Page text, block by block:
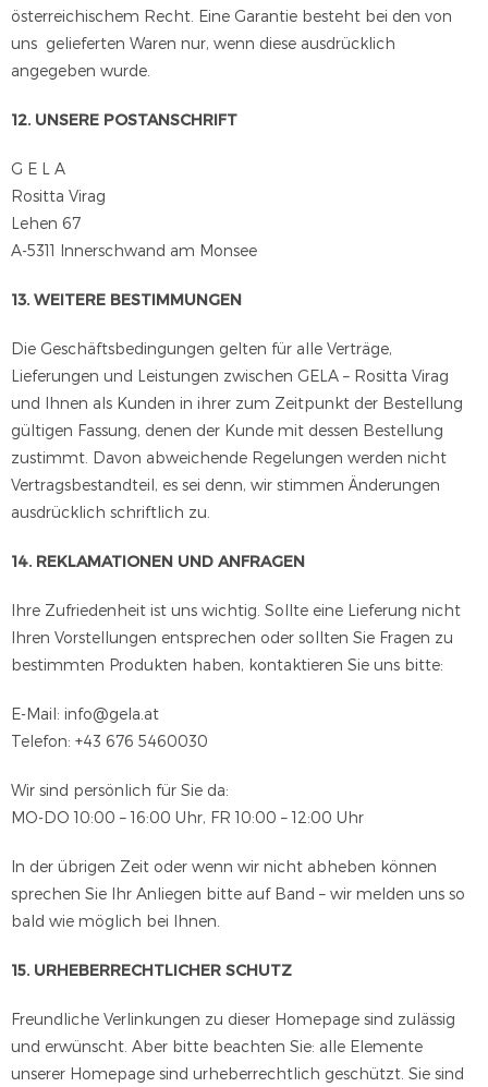
österreichischem Recht. Eine Garantie besteht bei den von
uns gelieferten Waren nur, wenn diese ausdrücklich
angegeben wurde.
12. UNSERE POSTANSCHRIFT
G E L A
Rositta Virag
Lehen 67
A-5311 Innerschwand am Monsee
13. WEITERE BESTIMMUNGEN
Die Geschäftsbedingungen gelten für alle Verträge,
Lieferungen und Leistungen zwischen GELA – Rositta Virag
und Ihnen als Kunden in ihrer zum Zeitpunkt der Bestellung
gültigen Fassung, denen der Kunde mit dessen Bestellung
zustimmt. Davon abweichende Regelungen werden nicht
Vertragsbestandteil, es sei denn, wir stimmen Änderungen
ausdrücklich schriftlich zu.
14. REKLAMATIONEN UND ANFRAGEN
Ihre Zufriedenheit ist uns wichtig. Sollte eine Lieferung nicht
Ihren Vorstellungen entsprechen oder sollten Sie Fragen zu
bestimmten Produkten haben, kontaktieren Sie uns bitte:
E-Mail: info@gela.at
Telefon: +43 676 5460030
Wir sind persönlich für Sie da:
MO-DO 10:00 – 16:00 Uhr, FR 10:00 – 12:00 Uhr
In der übrigen Zeit oder wenn wir nicht abheben können
sprechen Sie Ihr Anliegen bitte auf Band – wir melden uns so
bald wie möglich bei Ihnen.
15. URHEBERRECHTLICHER SCHUTZ
Freundliche Verlinkungen zu dieser Homepage sind zulässig
und erwünscht. Aber bitte beachten Sie: alle Elemente
unserer Homepage sind urheberrechtlich geschützt. Sie sind